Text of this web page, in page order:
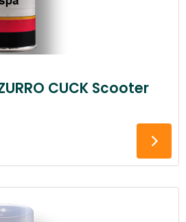
CUCK Scooter